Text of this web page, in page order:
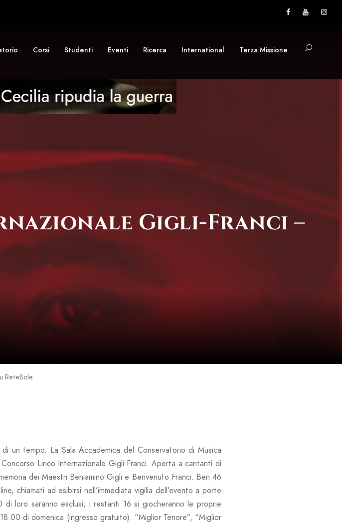
Corsi Studenti Eventi Ricerca International Terza Missione
Gigli-Franci –
ReteSole
un tempo. La Sala Accademica del Conservatorio di Musica
Lirico Internazionale Gigli-Franci. Aperta a cantanti di
dei Maestri Beniamino Gigli e Benvenuto Franci. Ben 46
chiamati ad esibirsi nell’immediata vigilia dell’evento a porte
loro saranno esclusi, i restanti 16 si giocheranno le proprie
di domenica (ingresso gratuito). “Miglior Tenore”, “Miglior